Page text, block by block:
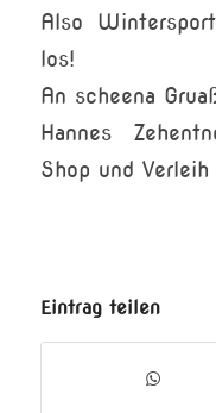
Also
los!
An scheena
Hannes
Shop und Verleih
Eintrag teilen